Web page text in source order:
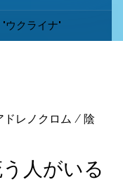
ウクライナ"
ドレノクロム / 陰
人がいる